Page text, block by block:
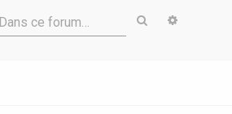
Dans ce forum… Rechercher